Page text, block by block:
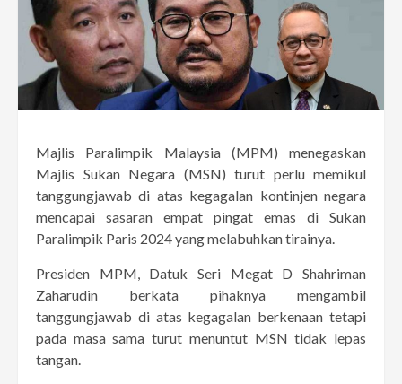
Majlis Paralimpik Malaysia (MPM) menegaskan
Majlis Sukan Negara (MSN) turut perlu memikul
tanggungjawab di atas kegagalan kontinjen negara
mencapai sasaran empat pingat emas di Sukan
Paralimpik Paris 2024 yang melabuhkan tirainya.
Presiden MPM, Datuk Seri Megat D Shahriman
Zaharudin berkata pihaknya mengambil
tanggungjawab di atas kegagalan berkenaan tetapi
pada masa sama turut menuntut MSN tidak lepas
tangan.